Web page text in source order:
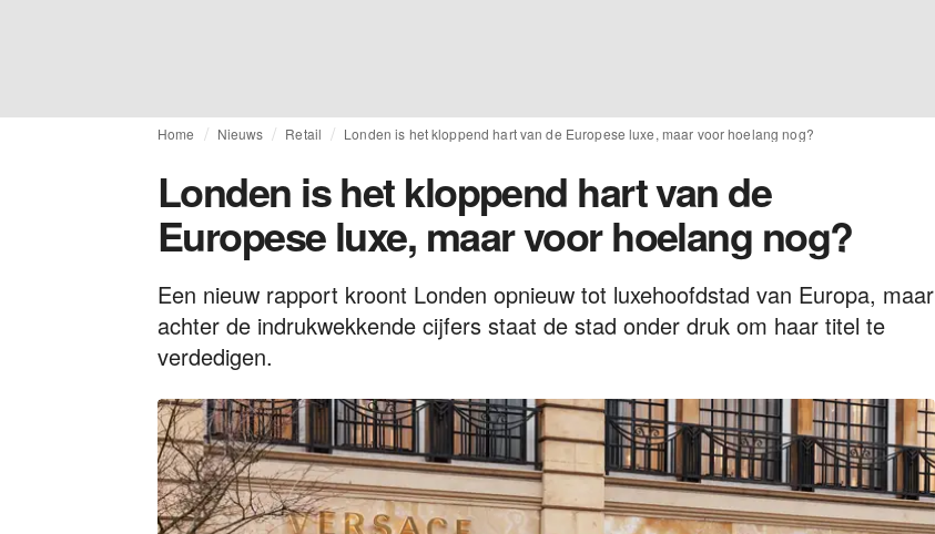
Home Nieuws Retail Londen is het kloppend hart van de Europese luxe, maar voor hoelang nog?
Londen is het kloppend hart van de
Europese luxe, maar voor hoelang nog?
Een nieuw rapport kroont Londen opnieuw tot luxehoofdstad van Europa, maar
achter de indrukwekkende cijfers staat de stad onder druk om haar titel te
verdedigen.